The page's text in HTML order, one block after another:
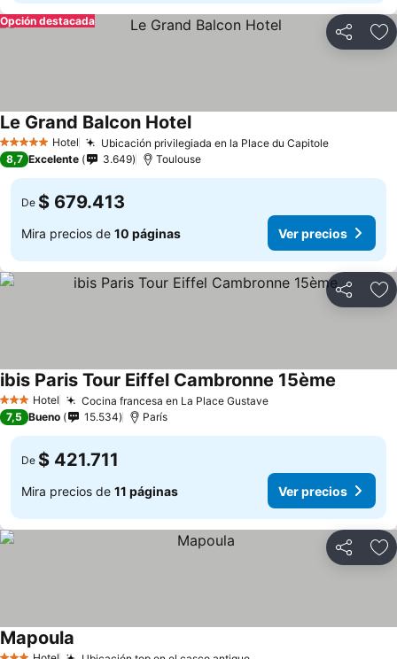
Compartir
Opción destacada
5 Estrellas Hotel Ubicación privilegiada en la Place du CapitoleVer
Le Grand Balcon HotelVer precios
8,7 Excelente 3.649 Toulouse
De $ 679.413
Mira precios de 10 páginas Ver precios
Compartir
3 Estrellas
Hotel Cocina francesa en La Place GustaveVer precios
ibis Paris Tour Eiffel Cambronne 15ème
7,5 Bueno 15.534 París
De $ 421.711
Mira precios de 11 páginas Ver precios
Compartir
Mapoula